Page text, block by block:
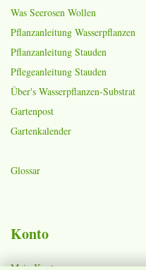
Was Seerosen Wollen
Pflanzanleitung Wasserpflanzen
Pflanzanleitung Stauden
Pflegeanleitung Stauden
Über's Wasserpflanzen-Substrat
Gartenpost
Gartenkalender
Glossar
Konto